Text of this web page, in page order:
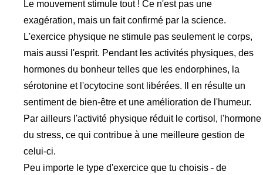
Le mouvement stimule tout ! Ce n'est pas une
exagération, mais un fait confirmé par la science.
L'exercice physique ne stimule pas seulement le corps,
mais aussi l'esprit. Pendant les activités physiques, des
hormones du bonheur telles que les endorphines, la
sérotonine et l'ocytocine sont libérées. Il en résulte un
sentiment de bien-être et une amélioration de l'humeur.
Par ailleurs l'activité physique réduit le cortisol, l'hormone
du stress, ce qui contribue à une meilleure gestion de
celui-ci.
Peu importe le type d'exercice que tu choisis - de